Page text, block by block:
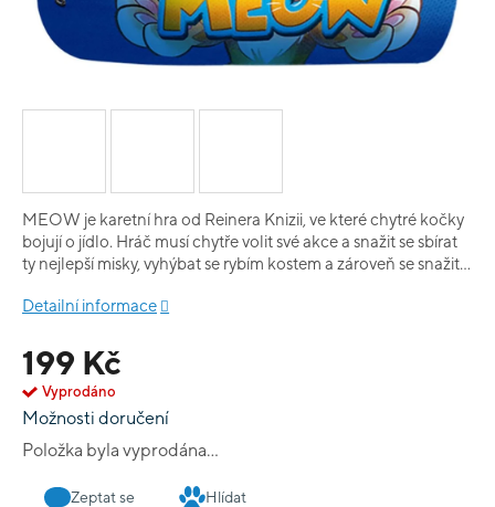
199 Kč
Vyprodáno
Možnosti doručení
Položka byla vyprodána…
MEOW je karetní hra od Reinera Knizii, ve které chytré kočky
bojují o jídlo. Hráč musí chytře volit své akce a snažit se sbírat
ty nejlepší misky, vyhýbat se rybím kostem a zároveň se snažit
rozděleno do devíti tahů. V jednotlivých tazích každý hráč
kartu, vyhraje jeden žeton ocenění. Mějte na paměti, že ne
všechna ocenění jsou pozitivní! Na konci hry vyhrává hráč,
který nasbíral nejvíce bodů.
Detailní informace
Zeptat se Hlídat